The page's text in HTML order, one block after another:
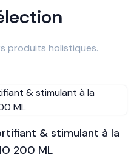
produits holistiques.
& stimulant à la
200 ML